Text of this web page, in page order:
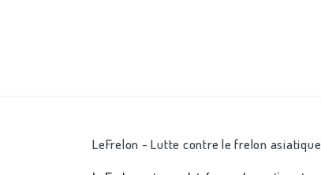
LeFrelon - Lutte contre le frelon asiatique